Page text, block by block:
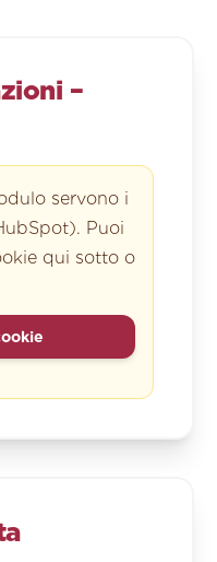
–
servono i
Puoi
qui sotto o